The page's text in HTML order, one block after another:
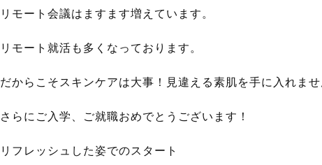
リモート会議はますます増えています。
リモート就活も多くなっております。
だからこそスキンケアは大事！見違える素肌を手に入れませ
さらにご入学、ご就職おめでとうございます！
リフレッシュした姿でのスタート